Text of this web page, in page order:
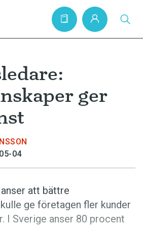
ger
04
att bättre
ge företagen fler kunder
I Sverige anser 80 procent